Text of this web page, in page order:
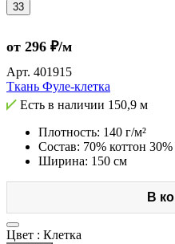
33
от 296 ₽/м
Арт. 401915
Ткань Фуле-клетка
Есть в наличии 150,9 м
Плотность: 140 г/м²
Состав: 70% коттон
Ширина: 150 см
В
Цвет : Клетка